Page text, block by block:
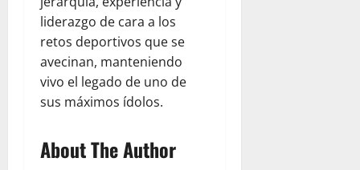
liderazgo de cara a los
retos deportivos que se
avecinan, manteniendo
vivo el legado de uno de
sus máximos ídolos.
About The Author